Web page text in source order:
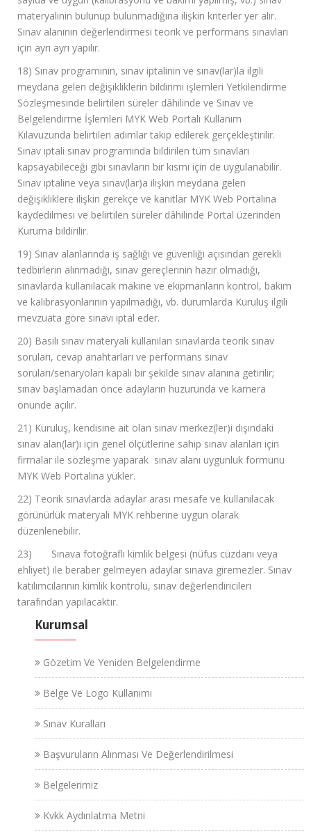
materyalinin bulunup bulunmadığına ilişkin kriterler yer alır.
Sınav alanının değerlendirmesi teorik ve performans sınavları
için ayrı ayrı yapılır.
18) Sınav programının, sınav iptalinin ve sınav(lar)la ilgili
meydana gelen değişikliklerin bildirimi işlemleri Yetkilendirme
Sözleşmesinde belirtilen süreler dâhilinde ve Sınav ve
Belgelendirme İşlemleri MYK Web Portalı Kullanım
Kılavuzunda belirtilen adımlar takip edilerek gerçekleştirilir.
Sınav iptali sınav programında bildirilen tüm sınavları
kapsayabileceği gibi sınavların bir kısmı için de uygulanabilir.
Sınav iptaline veya sınav(lar)a ilişkin meydana gelen
değişikliklere ilişkin gerekçe ve kanıtlar MYK Web Portalına
kaydedilmesi ve belirtilen süreler dâhilinde Portal üzerinden
Kuruma bildirilir.
19) Sınav alanlarında iş sağlığı ve güvenliği açısından gerekli
tedbirlerin alınmadığı, sınav gereçlerinin hazır olmadığı,
sınavlarda kullanılacak makine ve ekipmanların kontrol, bakım
ve kalibrasyonlarının yapılmadığı, vb. durumlarda Kuruluş ilgili
mevzuata göre sınavı iptal eder.
20) Basılı sınav materyali kullanılan sınavlarda teorik sınav
soruları, cevap anahtarları ve performans sınav
soruları/senaryoları kapalı bir şekilde sınav alanına getirilir;
sınav başlamadan önce adayların huzurunda ve kamera
önünde açılır.
21) Kuruluş, kendisine ait olan sınav merkez(ler)i dışındaki
sınav alan(lar)ı için genel ölçütlerine sahip sınav alanları için
firmalar ile sözleşme yaparak sınav alanı uygunluk formunu
MYK Web Portalına yükler.
22) Teorik sınavlarda adaylar arası mesafe ve kullanılacak
görünürlük materyali MYK rehberine uygun olarak
düzenlenebilir.
23) Sınava fotoğraflı kimlik belgesi (nüfus cüzdanı veya
ehliyet) ile beraber gelmeyen adaylar sınava giremezler. Sınav
katılımcılarının kimlik kontrolü, sınav değerlendiricileri
tarafından yapılacaktır.
Kurumsal
Gözetim Ve Yeniden Belgelendirme
Belge Ve Logo Kullanımı
Sınav Kuralları
Başvuruların Alınması Ve Değerlendirilmesi
Belgelerimiz
Kvkk Aydınlatma Metni